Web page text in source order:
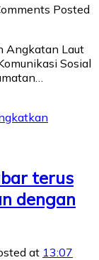
Posted
Angkatan Laut
Sosial
terus
dengan
at 13:07